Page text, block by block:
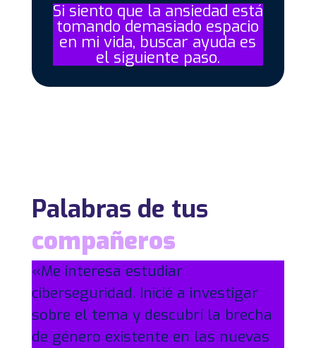
Si siento que la ansiedad está
tomando demasiado espacio
en mi vida, buscar ayuda es
el siguiente paso.
Palabras de tus
compañeros
«Me interesa estudiar
ciberseguridad. Inicié a investigar
sobre el tema y descubrí la brecha
de género existente en las nuevas